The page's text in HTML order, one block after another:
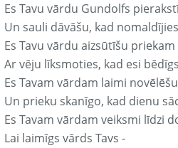
Es Tavu vārdu Gundolfs
Un sauli dāvāšu, kad
Es Tavu vārdu aizsūtīšu
Ar vēju līksmoties, kad esi
Es Tavam vārdam laimi
Un prieku skanīgo, kad dienu
Es Tavam vārdam veiksmi līdzi
Lai laimīgs vārds Tavs -